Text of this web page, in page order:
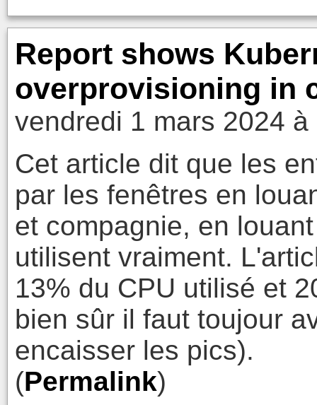
Report shows
overprovisioning in
vendredi 1 mars 2024 à
Cet article dit que les
par les fenêtres en
et compagnie, en
utilisent vraiment.
13% du CPU utilisé et
bien sûr il faut toujour
encaisser les pics).
(Permalink)